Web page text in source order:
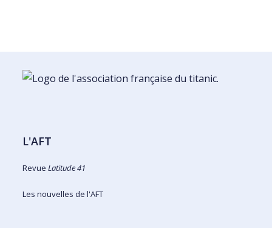
L'AFT
RevueLatitude 41
Les nouvelles de l'AFT